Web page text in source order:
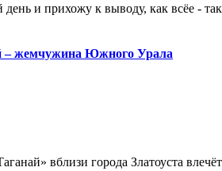
и прихожу к выводу, как всёе -
– жемчужина Южного Урала
вблизи города Златоуста